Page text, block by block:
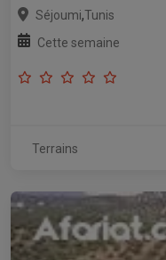
Séjoumi,Tunis
Cette semaine
Terrains